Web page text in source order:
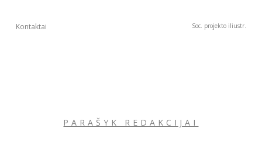
Kontaktai Soc. projekto iliustr.
PARAŠYK REDAKCIJAI